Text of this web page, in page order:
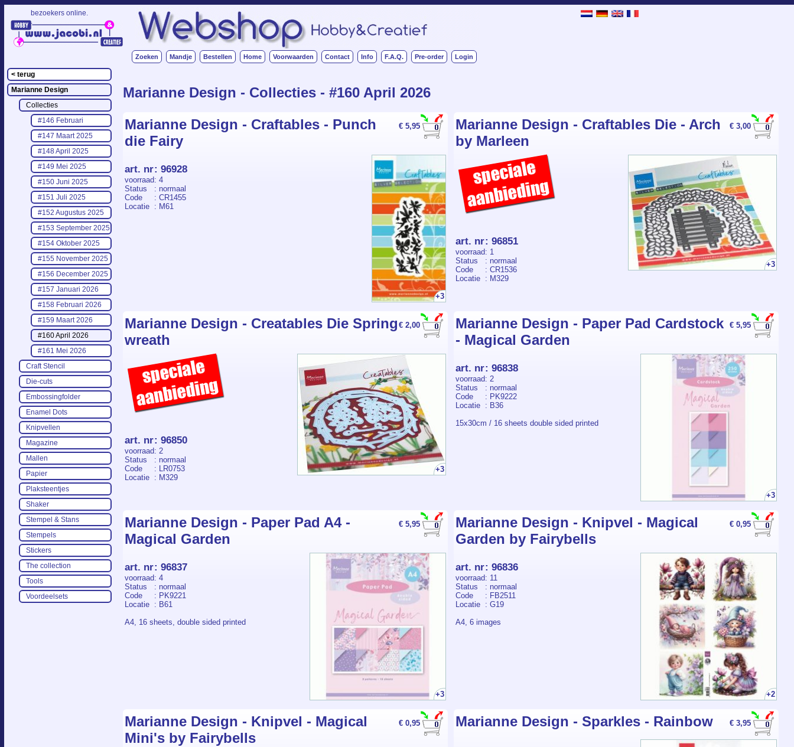
bezoekers online.
.
Zoeken Mandje Bestellen Home Voorwaarden Contact Info F.A.Q. Pre-order Login
< terug
Marianne Design
Collecties
#146 Februari
#147 Maart 2025
#148 April 2025
#149 Mei 2025
#150 Juni 2025
#151 Juli 2025
#152 Augustus 2025
#153 September 2025
#154 Oktober 2025
#155 November 2025
#156 December 2025
#157 Januari 2026
#158 Februari 2026
#159 Maart 2026
#160 April 2026
#161 Mei 2026
Craft Stencil
Die-cuts
Embossingfolder
Enamel Dots
Knipvellen
Magazine
Mallen
Papier
Plaksteentjes
Shaker
Stempel & Stans
Stempels
Stickers
The collection
Tools
Voordeelsets
Marianne Design - Collecties - #160 April 2026
€ 5,95
Marianne Design - Craftables - Punch
die Fairy
+3
art. nr: 96928
voorraad: 4
Status
: normaal
Code
: CR1455
Locatie
: M61
€ 3,00
Marianne Design - Craftables Die - Arch
by Marleen
+3
art. nr: 96851
voorraad: 1
Status
: normaal
Code
: CR1536
Locatie
: M329
€ 2,00
Marianne Design - Creatables Die Spring
wreath
+3
art. nr: 96850
voorraad: 2
Status
: normaal
Code
: LR0753
Locatie
: M329
€ 5,95
Marianne Design - Paper Pad Cardstock
- Magical Garden
+3
art. nr: 96838
voorraad: 2
Status
: normaal
Code
: PK9222
Locatie
: B36
15x30cm / 16 sheets double sided printed
€ 5,95
Marianne Design - Paper Pad A4 -
Magical Garden
+3
art. nr: 96837
voorraad: 4
Status
: normaal
Code
: PK9221
Locatie
: B61
A4, 16 sheets, double sided printed
€ 0,95
Marianne Design - Knipvel - Magical
Garden by Fairybells
+2
art. nr: 96836
voorraad: 11
Status
: normaal
Code
: FB2511
Locatie
: G19
A4, 6 images
€ 0,95
Marianne Design - Knipvel - Magical
Mini's by Fairybells
€ 3,95
Marianne Design - Sparkles - Rainbow